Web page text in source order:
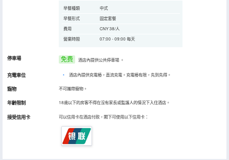
早餐種類
中式
早餐形式
固定套餐
費用
CNY 38/人
營業時間
07:00 - 09:00 每天
停車場 免费 酒店內提供公共停車場 。
充電車位 • 酒店內提供充電樁，直流充電。充電樁有限，先到先得。
寵物 不可攜帶寵物。
年齡限制 18歲以下的房客不得在沒有家長或監護人的情況下入住酒店。
接受信用卡 可以信用卡在酒店付款，閣下可使用以下信用卡：